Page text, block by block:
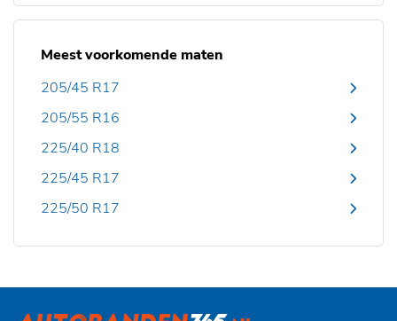
Meest voorkomende maten
205/45 R17
205/55 R16
225/40 R18
225/45 R17
225/50 R17